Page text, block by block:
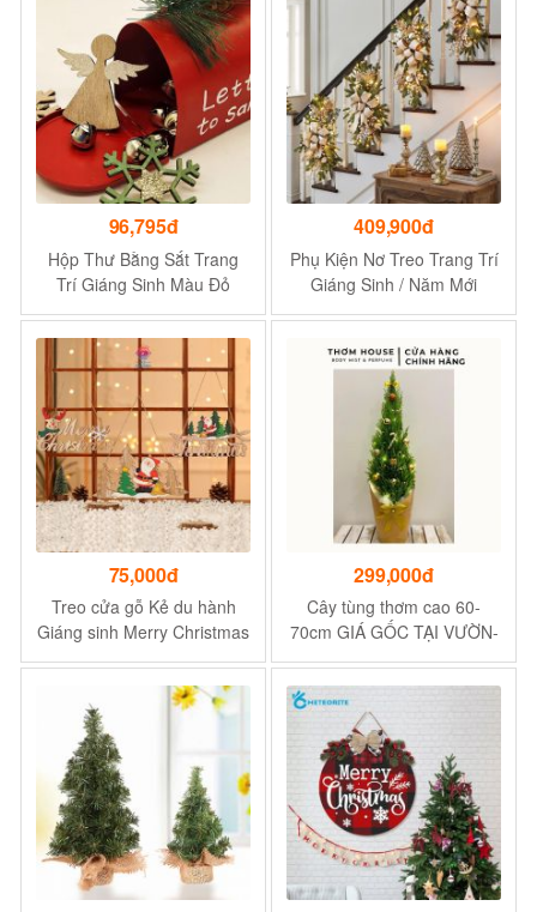
96,795đ
Hộp Thư Bằng Sắt Trang
Trí Giáng Sinh Màu Đỏ
Sáng Tạo Chất Lượng Cao
Chống Mài Mòn
409,900đ
Phụ Kiện Nơ Treo Trang Trí
Giáng Sinh / Năm Mới
Phong Cách Bắc Âu - Vàng
75,000đ
Treo cửa gỗ Kẻ du hành
Giáng sinh Merry Christmas
- Trang trí trước cửa nhà
299,000đ
Cây tùng thơm cao 60-
70cm GIÁ GỐC TẠI VƯỜN-
Cây Tùng Thơm Mini trang
trí Noel Giáng sinh